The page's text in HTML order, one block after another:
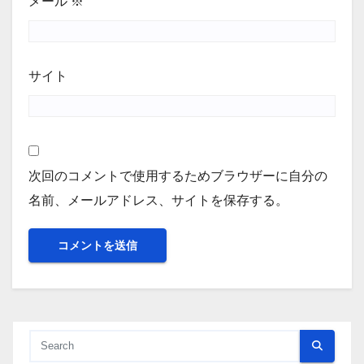
サイト
次回のコメントで使用するためブラウザーに自分の
名前、メールアドレス、サイトを保存する。